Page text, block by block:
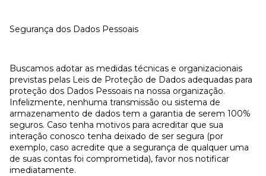
Segurança dos Dados Pessoais
Buscamos adotar as medidas técnicas e organizacionais
previstas pelas Leis de Proteção de Dados adequadas para
proteção dos Dados Pessoais na nossa organização.
Infelizmente, nenhuma transmissão ou sistema de
armazenamento de dados tem a garantia de serem 100%
seguros. Caso tenha motivos para acreditar que sua
interação conosco tenha deixado de ser segura (por
exemplo, caso acredite que a segurança de qualquer uma
de suas contas foi comprometida), favor nos notificar
imediatamente.